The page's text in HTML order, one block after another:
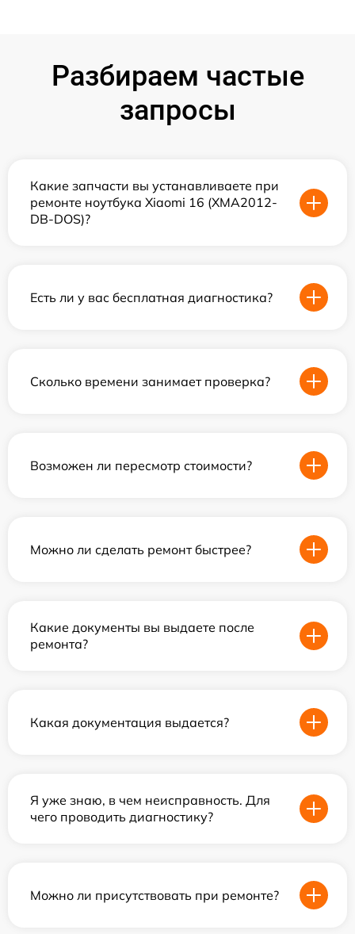
Разбираем частые
запросы
Какие запчасти вы устанавливаете при
ремонте ноутбука Xiaomi 16 (XMA2012-
DB-DOS)?
Есть ли у вас бесплатная диагностика?
Сколько времени занимает проверка?
Возможен ли пересмотр стоимости?
Можно ли сделать ремонт быстрее?
Какие документы вы выдаете после
ремонта?
Какая документация выдается?
Я уже знаю, в чем неисправность. Для
чего проводить диагностику?
Можно ли присутствовать при ремонте?